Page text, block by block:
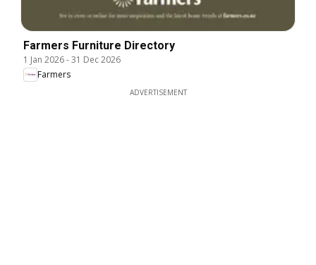
Farmers Furniture Directory
1 Jan 2026-31 Dec 2026
Farmers
ADVERTISEMENT